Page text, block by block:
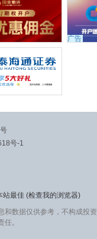
广告
号-1
站最佳 (检查我的浏览器)
和数据仅供参考，不构成投
。